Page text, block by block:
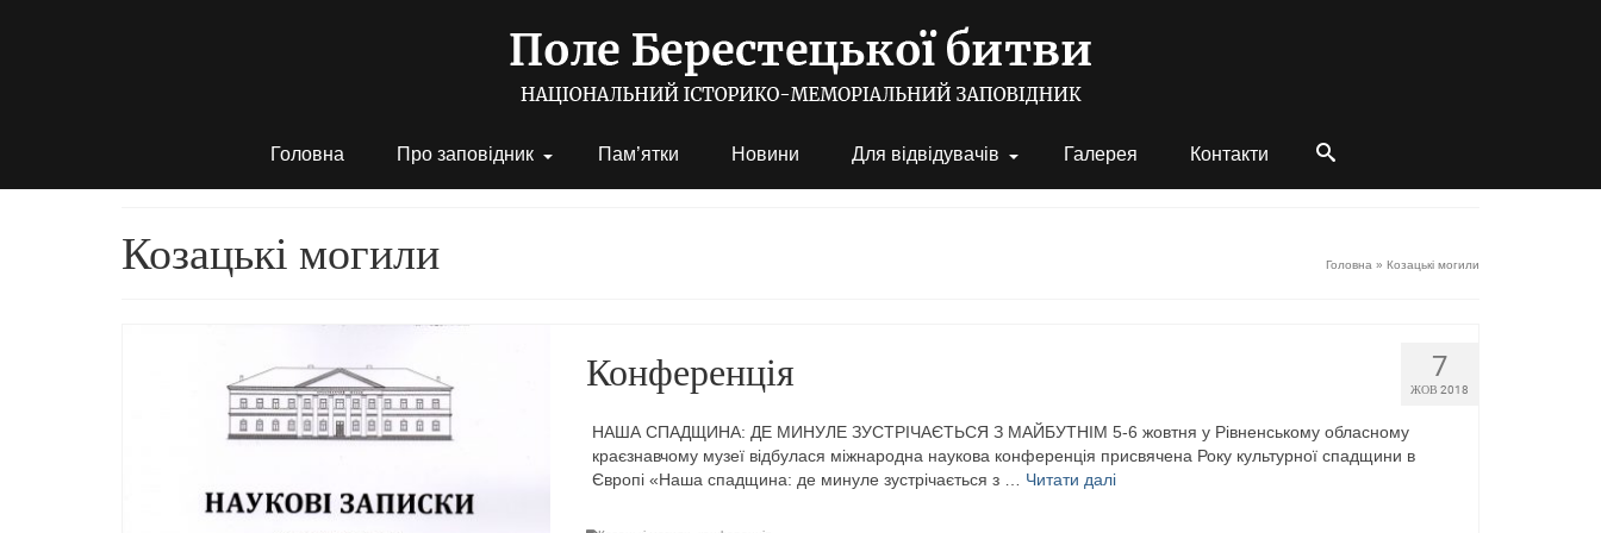
Головна Про заповідник Пам’ятки Новини Для відвідувачів Галерея Контакти
Козацькі могили Головна » Козацькі могили
7
ЖОВ 2018
Конференція
НАША СПАДЩИНА: ДЕ МИНУЛЕ ЗУСТРІЧАЄТЬСЯ З МАЙБУТНІМ 5-6 жовтня у Рівненському обласному
краєзнавчому музеї відбулася міжнародна наукова конференція присвячена Року культурної спадщини в
Європі «Наша спадщина: де минуле зустрічається з … Читати далі